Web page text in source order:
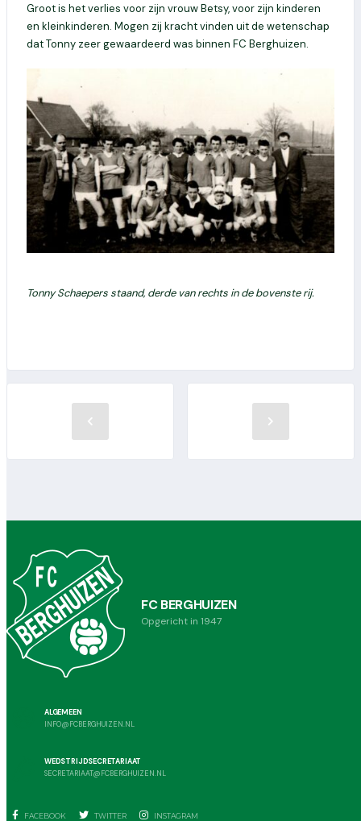
Groot is het verlies voor zijn vrouw Betsy, voor zijn kinderen
en kleinkinderen. Mogen zij kracht vinden uit de wetenschap
dat Tonny zeer gewaardeerd was binnen FC Berghuizen.
Tonny Schaepers staand, derde van rechts in de bovenste rij.
FC BERGHUIZEN
Opgericht in 1947
ALGEMEEN
INFO@FCBERGHUIZEN.NL
WEDSTRIJDSECRETARIAAT
SECRETARIAAT@FCBERGHUIZEN.NL
FACEBOOK TWITTER INSTAGRAM